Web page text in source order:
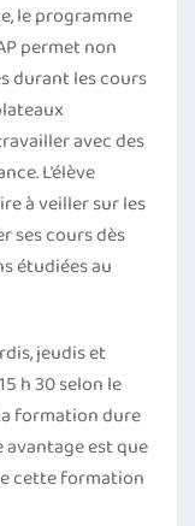
le programme
permet non
durant les cours
avec des
L’élève
à veiller sur les
ses cours dès
étudiées au
jeudis et
h 30 selon le
formation dure
avantage est que
cette formation